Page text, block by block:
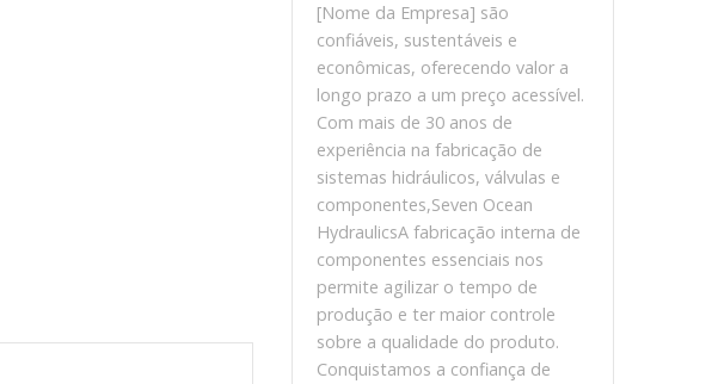
[Nome da Empresa] são
confiáveis, sustentáveis ​​e
econômicas, oferecendo valor a
longo prazo a um preço acessível.
Com mais de 30 anos de
experiência na fabricação de
sistemas hidráulicos, válvulas e
componentes,Seven Ocean
HydraulicsA fabricação interna de
componentes essenciais nos
permite agilizar o tempo de
produção e ter maior controle
sobre a qualidade do produto.
Conquistamos a confiança de